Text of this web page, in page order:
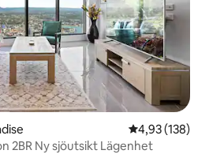
4,93 av 5 i
4,93 (138)
2BR Ny sjöutsikt Lägenhet